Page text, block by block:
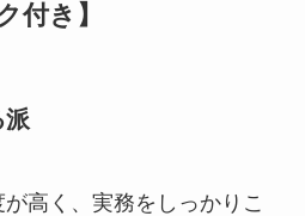
付き】
派
高く、実務をしっかりこ